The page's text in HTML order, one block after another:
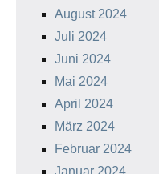
August 2024
Juli 2024
Juni 2024
Mai 2024
April 2024
März 2024
Februar 2024
Januar 2024